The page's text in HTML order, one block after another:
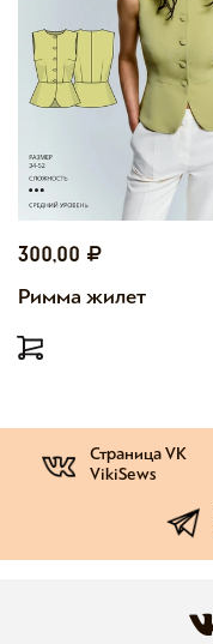
300,00
Римма жилет
Страница VK
VikiSews